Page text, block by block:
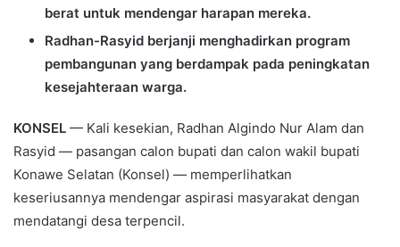
berat untuk mendengar harapan mereka.
Radhan-Rasyid berjanji menghadirkan program
pembangunan yang berdampak pada peningkatan
kesejahteraan warga.
KONSEL — Kali kesekian, Radhan Algindo Nur Alam dan
Rasyid — pasangan calon bupati dan calon wakil bupati
Konawe Selatan (Konsel) — memperlihatkan
keseriusannya mendengar aspirasi masyarakat dengan
mendatangi desa terpencil.